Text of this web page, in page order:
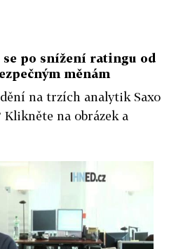
se po snížení ratingu od
měnám
na trzích analytik Saxo
na obrázek a